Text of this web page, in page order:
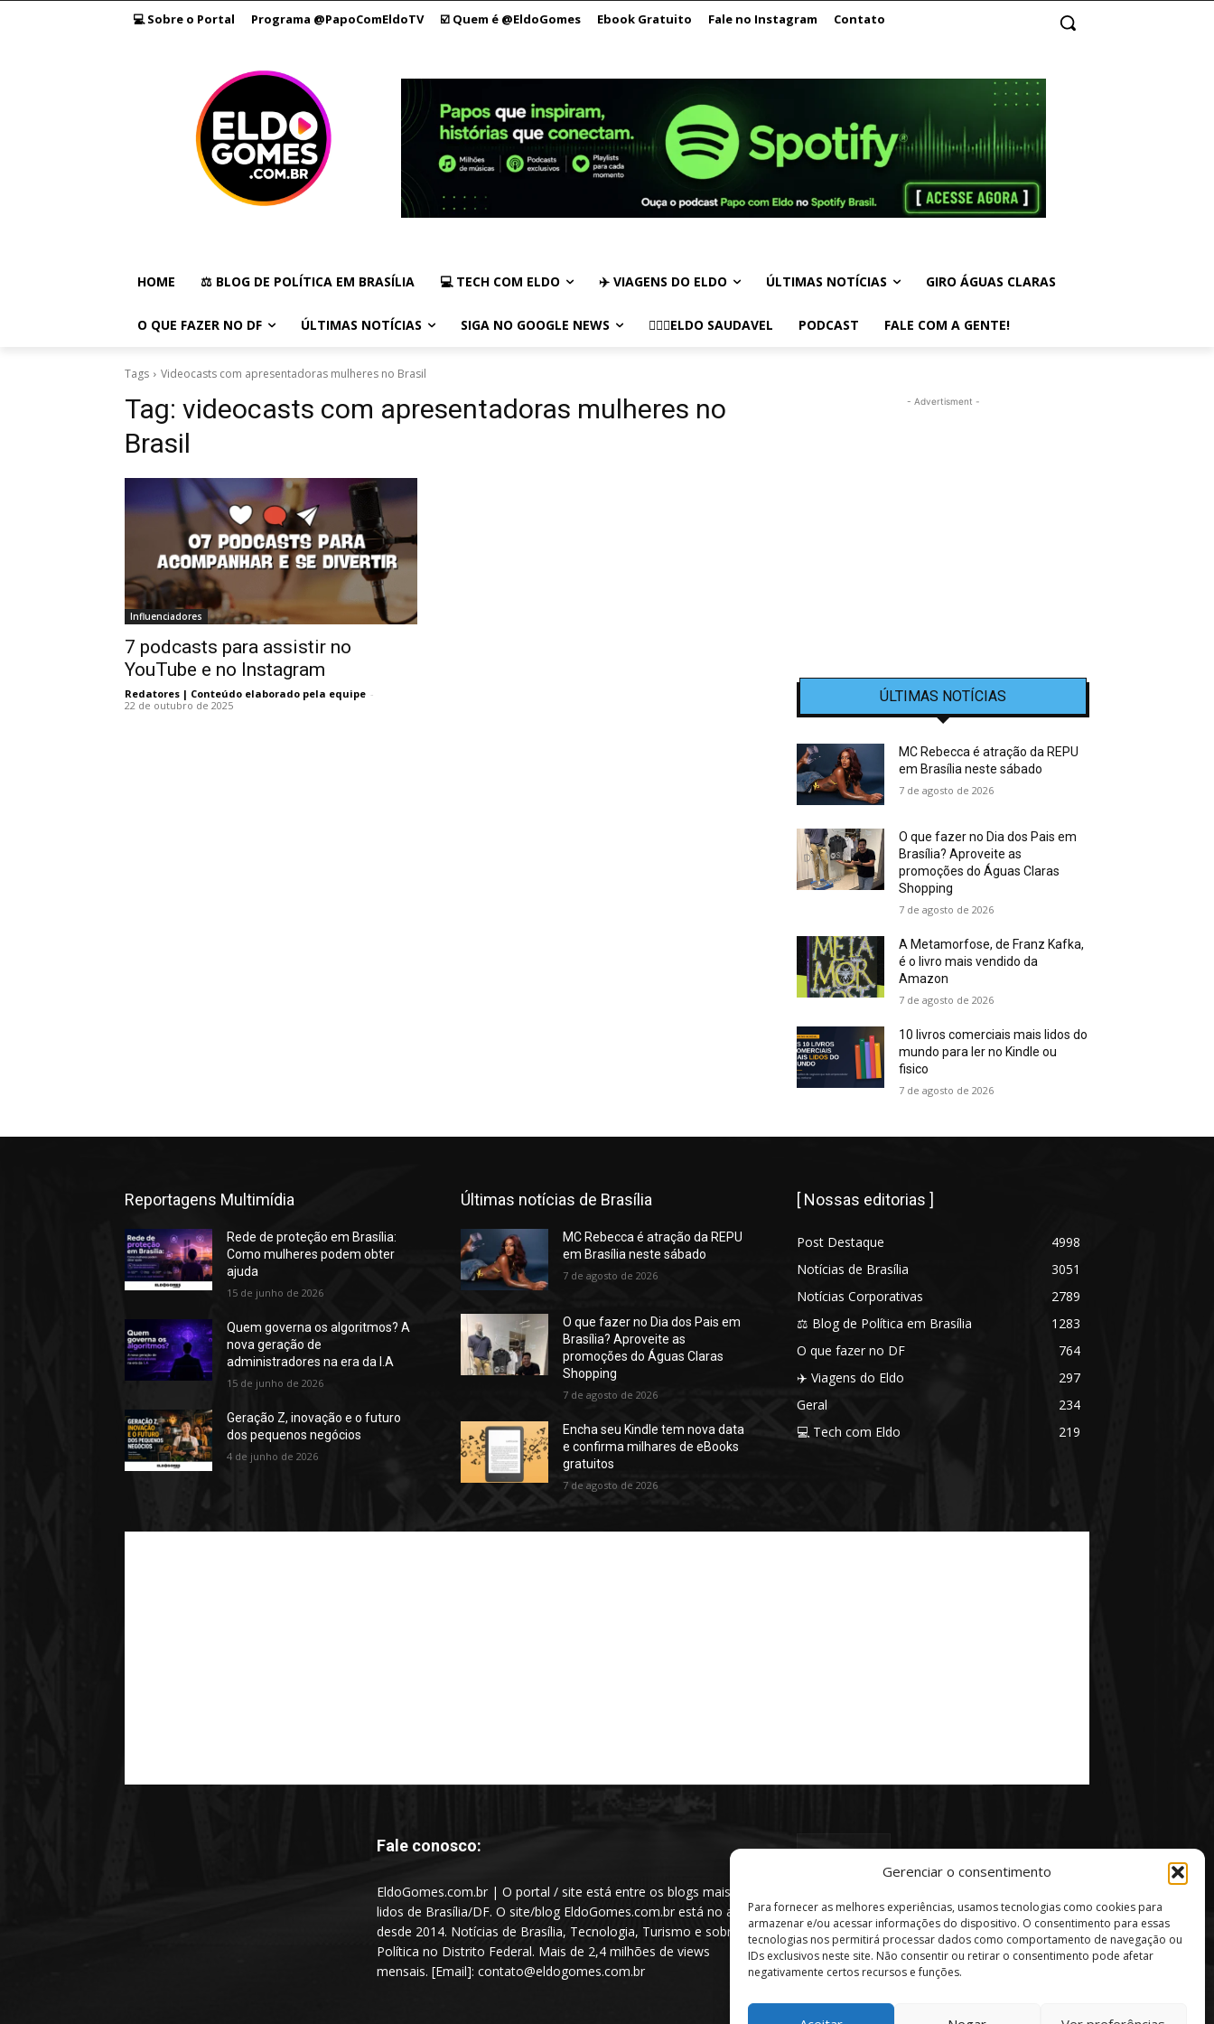
Gerenciar o consentimento
Para fornecer as melhores experiências, usamos tecnologias como cookies para
armazenar e/ou acessar informações do dispositivo. O consentimento para essas
tecnologias nos permitirá processar dados como comportamento de navegação ou
IDs exclusivos neste site. Não consentir ou retirar o consentimento pode afetar
negativamente certos recursos e funções.
💻 Sobre o Portal Programa @PapoComEldoTV ☑️ Quem é @EldoGomes Ebook Gratuito Fale no Instagram Contato
HOME ⚖️ BLOG DE POLÍTICA EM BRASÍLIA 💻 TECH COM ELDO ✈️ VIAGENS DO ELDO ÚLTIMAS NOTÍCIAS GIRO ÁGUAS CLARAS
O QUE FAZER NO DF ÚLTIMAS NOTÍCIAS SIGA NO GOOGLE NEWS 🏃🏻‍♂️ELDO SAUDAVEL PODCAST FALE COM A GENTE!
Tags Videocasts com apresentadoras mulheres no Brasil
Tag: videocasts com apresentadoras mulheres no
Brasil
Influenciadores
7 podcasts para assistir no
YouTube e no Instagram
Redatores | Conteúdo elaborado pela equipe -
22 de outubro de 2025
- Advertisment -
ÚLTIMAS NOTÍCIAS
MC Rebecca é atração da REPU
em Brasília neste sábado
7 de agosto de 2026
O que fazer no Dia dos Pais em
Brasília? Aproveite as
promoções do Águas Claras
Shopping
7 de agosto de 2026
A Metamorfose, de Franz Kafka,
é o livro mais vendido da
Amazon
7 de agosto de 2026
10 livros comerciais mais lidos do
mundo para ler no Kindle ou
fisico
7 de agosto de 2026
Reportagens Multimídia
Rede de proteção em Brasília:
Como mulheres podem obter
ajuda
15 de junho de 2026
Quem governa os algoritmos? A
nova geração de
administradores na era da I.A
15 de junho de 2026
Geração Z, inovação e o futuro
dos pequenos negócios
4 de junho de 2026
Últimas notícias de Brasília
MC Rebecca é atração da REPU
em Brasília neste sábado
7 de agosto de 2026
O que fazer no Dia dos Pais em
Brasília? Aproveite as
promoções do Águas Claras
Shopping
7 de agosto de 2026
Encha seu Kindle tem nova data
e confirma milhares de eBooks
gratuitos
7 de agosto de 2026
[ Nossas editorias ]
Post Destaque
4998
Notícias de Brasília
3051
Notícias Corporativas
2789
⚖️ Blog de Política em Brasília
1283
O que fazer no DF
764
✈️ Viagens do Eldo
297
Geral
234
💻 Tech com Eldo
219
Fale conosco:
EldoGomes.com.br | O portal / site está entre os blogs mais
lidos de Brasília/DF. O site/blog EldoGomes.com.br está no ar
desde 2014. Notícias de Brasília, Tecnologia, Turismo e sobre a
Política no Distrito Federal. Mais de 2,4 milhões de views
mensais. [Email]: contato@eldogomes.com.br